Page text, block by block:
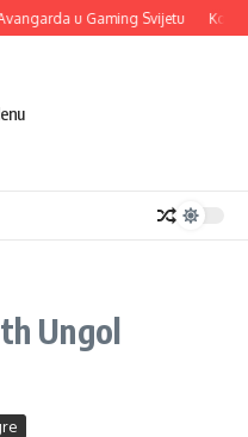
u Gaming Svijetu
Ungol